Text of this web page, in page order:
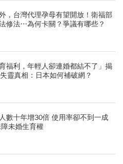
，台灣代理孕母有望開放！衛福部
修法…為何卡關？爭議有哪些？
福利，年輕人卻連婚都結不了」揭
靈真相：日本如何補破網？
數十年增30倍 使用率卻不到一成
未婚生育權